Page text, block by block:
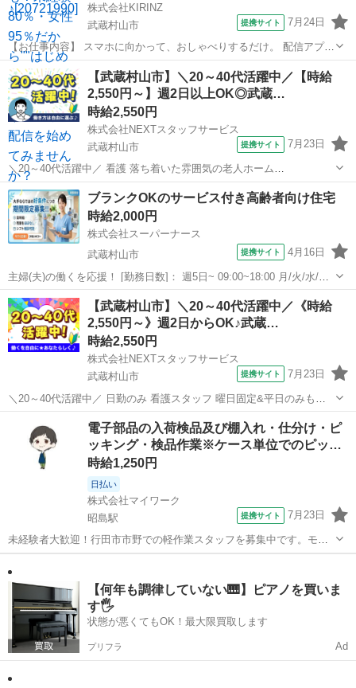
株式会社KIRINZ
武蔵村山市
提携サイト 7月24日
【お仕事内容】 スマホに向かって、おしゃべりするだけ。 配信アプリ
（17LIVE／Pococha／IRIAM など）でライブ配信するお仕事です。
——————————— 配信内容はぜんぶ自由
——————————— ・今日...
東京 武蔵村山市 イベントスタッフ
【武蔵村山市】＼20～40代活躍中／【時給
2,550円～】週2日以上OK◎武蔵…
時給2,550円
株式会社NEXTスタッフサービス
武蔵村山市
提携サイト 7月23日
＼20～40代活躍中／ 看護 落ち着いた雰囲気の老人ホーム
╭━━━━━━━━━━━━━╮ *ブランクOK&子育て世代歓迎* 笑顔
あふれる明るい施設でお仕事しませんか?
東京 武蔵村山市 看護師
ブランクOKのサービス付き高齢者向け住宅
時給2,000円
株式会社スーパーナース
武蔵村山市
提携サイト 4月16日
主婦(夫)の働くを応援！ [勤務日数]： 週5日~ 09:00~18:00 月/火/水/木/
金/土/日 などから選べます [勤務地・最寄駅]： 東京都武蔵村山市 株式
会社スーパーナース 昭島駅バス25分 [職種名]：サ...
東京 武蔵村山市 看護師
【武蔵村山市】＼20～40代活躍中／《時給
2,550円～》週2日からOK♪武蔵…
時給2,550円
株式会社NEXTスタッフサービス
武蔵村山市
提携サイト 7月23日
＼20～40代活躍中／ 日勤のみ 看護スタッフ 曜日固定&平日のみも可
福祉施設 ╭━━━━━━━━━━━━━╮ *ブランクOK&子育て世代
歓迎* 笑顔あふれる明るい施設でお仕事しませんか?
╰━━━━━━v━━...
武蔵村山市 看護師
電子部品の入荷検品及び棚入れ・仕分け・ピ
ッキング・検品作業※ケース単位でのピッ…
時給1,250円
日払い
株式会社マイワーク
昭島駅
提携サイト 7月23日
未経験者大歓迎！行田市市野での軽作業スタッフを募集中です。モデ
ムのクリーニングやラベル貼り作業を通じて、手に職をつけるチャン
ス！週3日からの勤務で、日払いも可能なため、急な出費にも対応でき
ます。時給1300円からスタート、経...
【何年も調律していない🎹】ピアノを買いま
す🖐️
状態が悪くてもOK！最大限買取します
プリフラ Ad